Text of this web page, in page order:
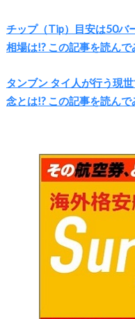
チップ（Tip）目安は50バ
相場は!? この記事を読んで
タンブン タイ人が行う現
念とは!? この記事を読んで